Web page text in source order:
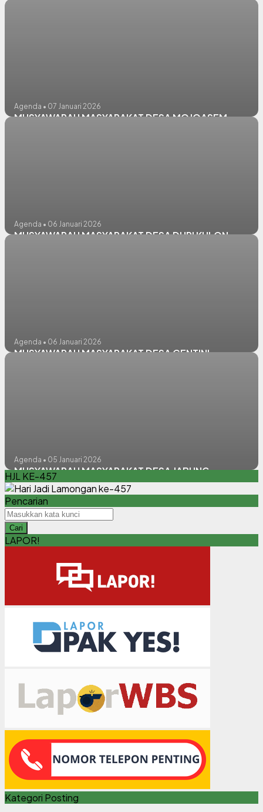
Agenda • 07 Januari 2026
MUSYAWARAH MASYARAKAT DESA MOJOASEM
Agenda • 06 Januari 2026
MUSYAWARAH MASYARAKAT DESA DURI KULON
Agenda • 06 Januari 2026
MUSYAWARAH MASYARAKAT DESA CENTINI
Agenda • 05 Januari 2026
MUSYAWARAH MASYARAKAT DESA JABUNG
HJL KE-457
Pencarian
Cari
LAPOR!
Kategori Posting